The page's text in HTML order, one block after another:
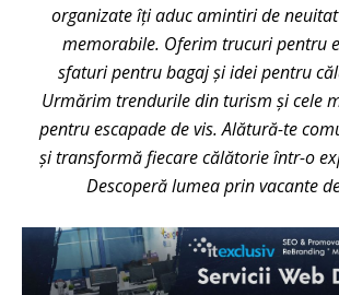
organizate îți aduc amintiri de
memorabile. Oferim trucuri pentru
sfaturi pentru bagaj și idei pentru
Urmărim trendurile din turism și cele
pentru escapade de vis. Alătură-te
și transformă fiecare călătorie într-o
Descoperă lumea prin vacante